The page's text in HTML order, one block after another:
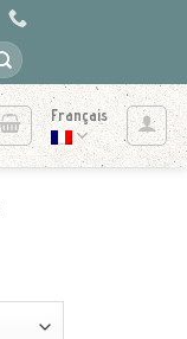
Français